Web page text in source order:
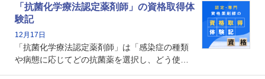
剤師の専門性を活かして高度化するがん医療に
貢献する姿は、今も病院薬剤師にとって一目置
かれる存在です。
「抗菌化学療法認定薬剤師」の資格取得体
験記
12月17日
「抗菌化学療法認定薬剤師」は「感染症の種類
や病態に応じてどの抗菌薬を選択し、どう使っ